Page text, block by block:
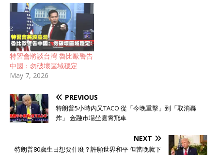
特習會將談台灣 魯比歐警告
中國：勿破壞區域穩定
May 7, 2026
PREVIOUS
特朗普5小時內又TACO 從「今晚重擊」到「取消轟
炸」 金融市場坐雲霄飛車
NEXT
特朗普80歲生日想要什麼？許願世界和平 但當晚就下